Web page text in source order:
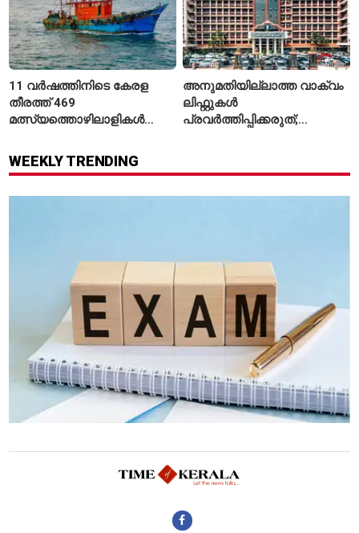
11 വർഷത്തിനിടെ കേരള
തീരത്ത് 469
മത്സ്യത്തൊഴിലാളികൾ
കാണാതായി, 47,773 പേരെ
രക്ഷപ്പെടുത്തി
അനുമതിയില്ലാത്ത വാക്വം
ലിഫ്റ്റുകൾ
പ്രവർത്തിപ്പിക്കരുത്;
ലിഫ്റ്റുകൾക്ക്
WEEKLY TRENDING